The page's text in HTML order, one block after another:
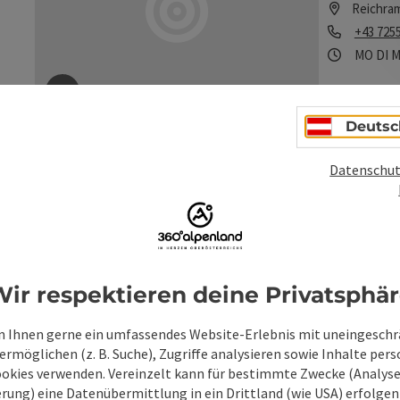
Copyright
: E-Ladestation Küchenstudio -
Telefon
+43
MO DI
Copyright
Beitrag merken :
tiefen,
Firnauflage
begeben Sie
Telefon
+43
MODI
respektieren deine
Ihnen gerne ein umfassendes Website-Erlebnis mit
(z. B. Suche), Zugriffe analysieren sowie Inhalte
verwenden. Vereinzelt kann für bestimmte Zwecke
eine Datenübermittlung in ein Drittland (wie USA) erfolgen